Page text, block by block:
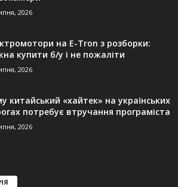
2026
на E-Tron з розборки:
купити б/у і не пожаліти
2026
китайський «хайтек» на українських
потребує втручання програміста
2026